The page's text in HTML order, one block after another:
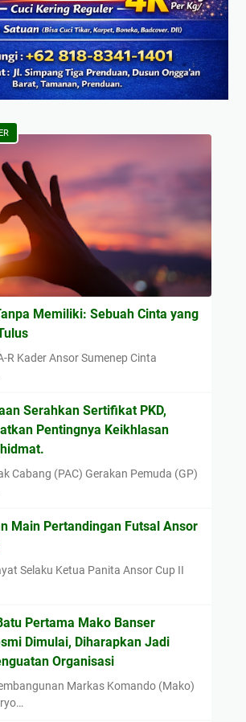
Memiliki: Sebuah Cinta yang
R Kader Ansor Sumenep Cinta
Serahkan Sertifikat PKD,
Pentingnya Keikhlasan
Cabang (PAC) Gerakan Pemuda (GP)
Main Pertandingan Futsal Ansor
Selaku Ketua Panita Ansor Cup II
Pertama Mako Banser
Dimulai, Diharapkan Jadi
Organisasi
Markas Komando (Mako)